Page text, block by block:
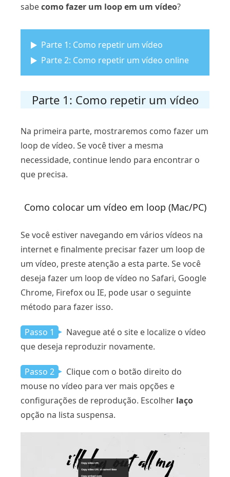
sabecomo fazer um loop em um vídeo?
Parte 1: Como repetir um vídeo
Parte 2: Como repetir um vídeo online
Parte 1: Como repetir um vídeo
Na primeira parte, mostraremos como fazer um
loop de vídeo. Se você tiver a mesma
necessidade, continue lendo para encontrar o
que precisa.
Como colocar um vídeo em loop (Mac/PC)
Se você estiver navegando em vários vídeos na
internet e finalmente precisar fazer um loop de
um vídeo, preste atenção a esta parte. Se você
deseja fazer um loop de vídeo no Safari, Google
Chrome, Firefox ou IE, pode usar o seguinte
método para fazer isso.
Passo 1
Navegue até o site e localize o vídeo
que deseja reproduzir novamente.
Passo 2
Clique com o botão direito do
mouse no vídeo para ver mais opções e
configurações de reprodução. Escolher laço
opção na lista suspensa.